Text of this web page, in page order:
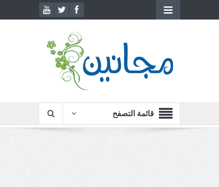
قائمة التصفح